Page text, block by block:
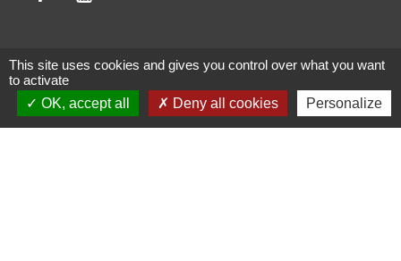
Liens
Pays de Saint Gilles Croix de Vie Agglomération
Pays de Saint Gilles Croix de Vie Tourisme
This site uses cookies and gives you control over what you want
to activate
OK, accept all
Deny all cookies Personalize